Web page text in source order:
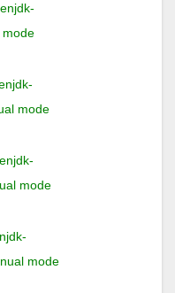
mode
mode
mode